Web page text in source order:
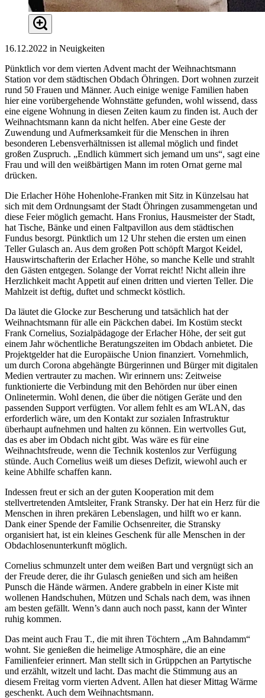
16.12.2022 in Neuigkeiten
Pünktlich vor dem vierten Advent macht der Weihnachtsmann
Station vor dem städtischen Obdach Öhringen. Dort wohnen zurzeit
rund 50 Frauen und Männer. Auch einige wenige Familien haben
hier eine vorübergehende Wohnstätte gefunden, wohl wissend, dass
eine eigene Wohnung in diesen Zeiten kaum zu finden ist. Auch der
Weihnachtsmann kann da nicht helfen. Aber eine Geste der
Zuwendung und Aufmerksamkeit für die Menschen in ihren
besonderen Lebensverhältnissen ist allemal möglich und findet
großen Zuspruch. „Endlich kümmert sich jemand um uns“, sagt eine
Frau und will den weißbärtigen Mann im roten Ornat gerne mal
drücken.
Die Erlacher Höhe Hohenlohe-Franken mit Sitz in Künzelsau hat
sich mit dem Ordnungsamt der Stadt Öhringen zusammengetan und
diese Feier möglich gemacht. Hans Fronius, Hausmeister der Stadt,
hat Tische, Bänke und einen Faltpavillon aus dem städtischen
Fundus besorgt. Pünktlich um 12 Uhr stehen die ersten um einen
Teller Gulasch an. Aus dem großen Pott schöpft Margot Keidel,
Hauswirtschafterin der Erlacher Höhe, so manche Kelle und strahlt
den Gästen entgegen. Solange der Vorrat reicht! Nicht allein ihre
Herzlichkeit macht Appetit auf einen dritten und vierten Teller. Die
Mahlzeit ist deftig, duftet und schmeckt köstlich.
Da läutet die Glocke zur Bescherung und tatsächlich hat der
Weihnachtsmann für alle ein Päckchen dabei. Im Kostüm steckt
Frank Cornelius, Sozialpädagoge der Erlacher Höhe, der seit gut
einem Jahr wöchentliche Beratungszeiten im Obdach anbietet. Die
Projektgelder hat die Europäische Union finanziert. Vornehmlich,
um durch Corona abgehängte Bürgerinnen und Bürger mit digitalen
Medien vertrauter zu machen. Wir erinnern uns: Zeitweise
funktionierte die Verbindung mit den Behörden nur über einen
Onlinetermin. Wohl denen, die über die nötigen Geräte und den
passenden Support verfügten. Vor allem fehlt es am WLAN, das
erforderlich wäre, um den Kontakt zur sozialen Infrastruktur
überhaupt aufnehmen und halten zu können. Ein wertvolles Gut,
das es aber im Obdach nicht gibt. Was wäre es für eine
Weihnachtsfreude, wenn die Technik kostenlos zur Verfügung
stünde. Auch Cornelius weiß um dieses Defizit, wiewohl auch er
keine Abhilfe schaffen kann.
Indessen freut er sich an der guten Kooperation mit dem
stellvertretenden Amtsleiter, Frank Stransky. Der hat ein Herz für die
Menschen in ihren prekären Lebenslagen, und hilft wo er kann.
Dank einer Spende der Familie Ochsenreiter, die Stransky
organisiert hat, ist ein kleines Geschenk für alle Menschen in der
Obdachlosenunterkunft möglich.
Cornelius schmunzelt unter dem weißen Bart und vergnügt sich an
der Freude derer, die ihr Gulasch genießen und sich am heißen
Punsch die Hände wärmen. Andere grabbeln in einer Kiste mit
wollenen Handschuhen, Mützen und Schals nach dem, was ihnen
am besten gefällt. Wenn’s dann auch noch passt, kann der Winter
ruhig kommen.
Das meint auch Frau T., die mit ihren Töchtern „Am Bahndamm“
wohnt. Sie genießen die heimelige Atmosphäre, die an eine
Familienfeier erinnert. Man stellt sich in Grüppchen an Partytische
und erzählt, witzelt und lacht. Das macht die Stimmung aus an
diesem Freitag vorm vierten Advent. Allen hat dieser Mittag Wärme
geschenkt. Auch dem Weihnachtsmann.